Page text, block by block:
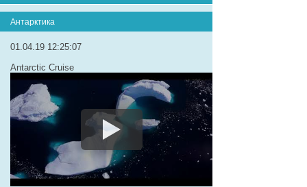
Антарктика
01.04.19 12:25:07
Antarctic Cruise